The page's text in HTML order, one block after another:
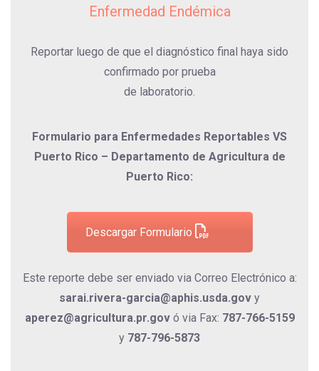
Enfermedad Endémica
Reportar luego de que el diagnóstico final haya sido
confirmado por prueba
de laboratorio.
Formulario para Enfermedades Reportables VS
Puerto Rico – Departamento de Agricultura de
Puerto Rico:
Descargar Formulario
Este reporte debe ser enviado via Correo Electrónico a:
sarai.rivera-garcia@aphis.usda.gov y
aperez@agricultura.pr.gov ó via Fax: 787-766-5159
y 787-796-5873